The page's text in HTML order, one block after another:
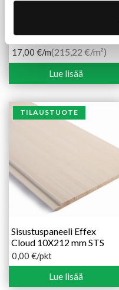
20X100 mm saarni natural
17,00 €/m(215,22 €/m²)
Lue lisää
Sisustuspaneeli Effex
Cloud 10X212 mm STS
0,00 €/pkt
Lue lisää
TILAUSTUOTE